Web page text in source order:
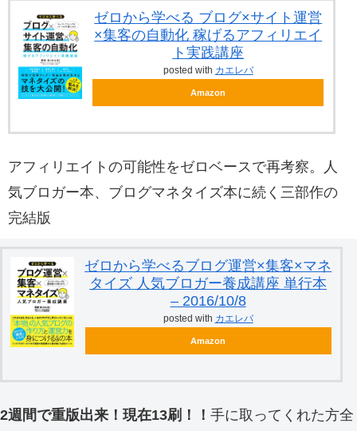
ゼロから学べる ブログ×サイト運営
×集客の自動化 稼げるアフィリエイ
ト実践講座
posted with カエレバ
Amazon
アフィリエイトの可能性をゼロベースで再考察。人
気ブロガー本、ブログマネタイズ本に続く三部作の
完結版
ゼロから学べるブログ運営×集客×マネ
タイズ 人気ブロガー養成講座 単行本
– 2016/10/8
posted with カエレバ
Amazon
2週間で重版出来！現在13刷！！ 手に取ってくれた方全